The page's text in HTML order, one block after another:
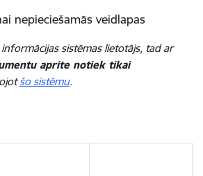
nepieciešamās veidlapas
informācijas sistēmas lietotājs, tad ar
aprite notiek tikai
šo sistēmu.